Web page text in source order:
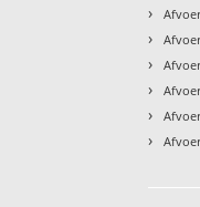
›
›
›
›
›
›